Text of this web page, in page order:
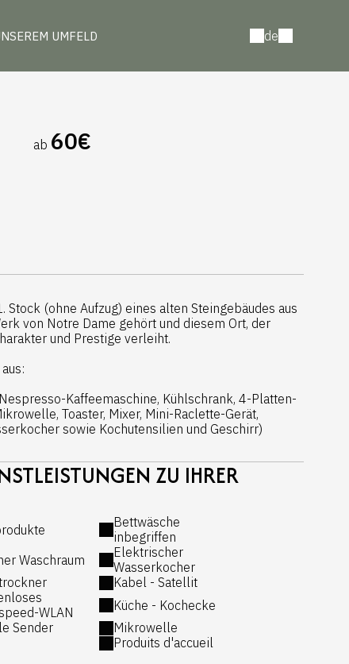
UMFELD de
ab 60€
(ohne Aufzug) eines alten Steingebäudes aus
von Notre Dame gehört und diesem Ort, der
und Prestige verleiht.
Kaffeemaschine, Kühlschrank, 4-Platten-
Toaster, Mixer, Mini-Raclette-Gerät,
sowie Kochutensilien und Geschirr)
Ecksofa, Fernseher)
Spülmittel, Duschgel, Shampoo,
Reinigungsmittel
ZU IHRER
Bettwäsche
inbegriffen
Waschraum
Elektrischer
Wasserkocher
Kabel - Satellit
WLAN
Küche - Kochecke
Sender
Mikrowelle
Produits d'accueil